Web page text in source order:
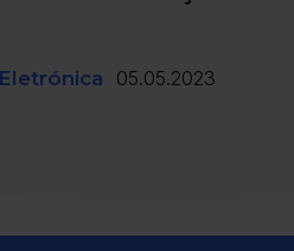
05.05.2023